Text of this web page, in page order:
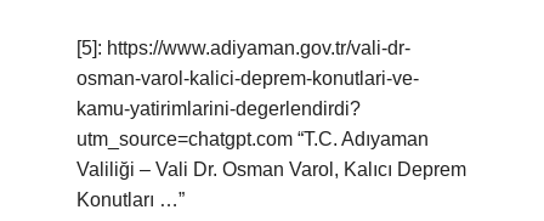
[5]: https://www.adiyaman.gov.tr/vali-dr-
osman-varol-kalici-deprem-konutlari-ve-
kamu-yatirimlarini-degerlendirdi?
utm_source=chatgpt.com “T.C. Adıyaman
Valiliği – Vali Dr. Osman Varol, Kalıcı Deprem
Konutları …”